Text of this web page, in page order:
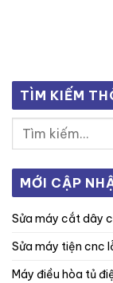
TÌM KIẾM
MỚI CẬP
sửa máy cắt dây
sửa máy tiện cnc
máy điều hòa tủ